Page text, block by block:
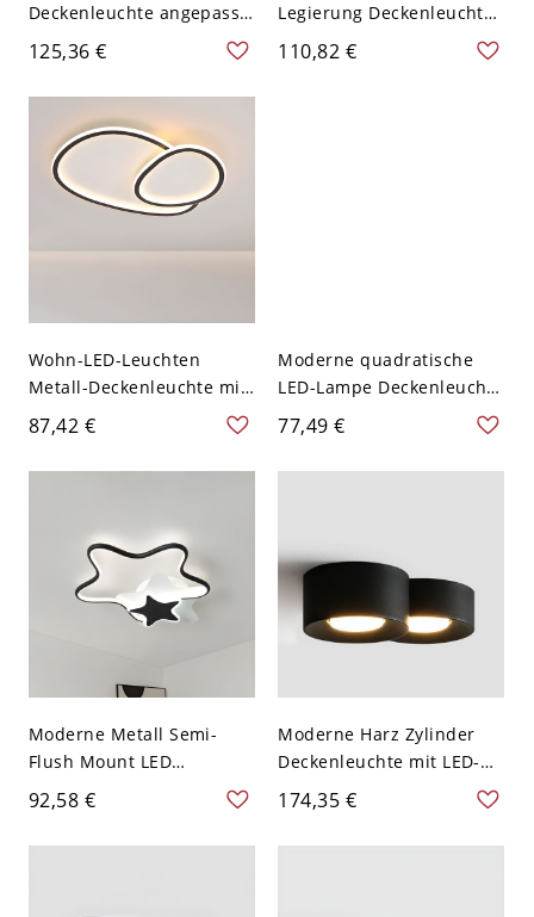
Deckenleuchte angepasst
für LED-Leuchte mit
Plexiglasschirm für
Wohngebrauch, 110V-
120V, 19,5"
125,36 €
Legierung Deckenleuchte
mit Polymer-Schirm für
den Wohnbereich - 2
110,82 €
Wohn-LED-Leuchten
Metall-Deckenleuchte mit
2 Lichtern in
Mitternachtsschwarz,
oblonger
87,42 €
Moderne quadratische
LED-Lampe Deckenleuchte
mit Metallschirm in SMD-
Basis - Schwarz 110V-120V
2 Natürliches Llicht
77,49 €
Moderne Metall Semi-
Flush Mount LED
Deckenleuchte mit
Acrylschirmen für den
Wohnbereich - Schwarz
92,58 €
Moderne Harz Zylinder
Deckenleuchte mit LED-
Lampen für den
Wohnbereich - Schwarz
110V-120V 17,78 cm
174,35 €